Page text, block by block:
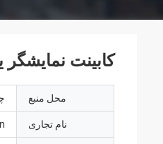
کابینت نمایشگر یخچال دار باز 915 *
محل منبع
نام تجاری